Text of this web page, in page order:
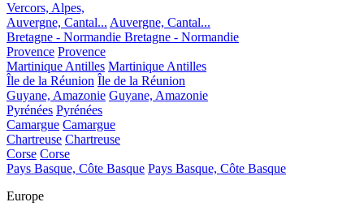
Vercors, Alpes,
Auvergne, Cantal... Auvergne, Cantal...
Bretagne - Normandie Bretagne - Normandie
Provence Provence
Martinique Antilles Martinique Antilles
Île de la Réunion Île de la Réunion
Guyane, Amazonie Guyane, Amazonie
Pyrénées Pyrénées
Camargue Camargue
Chartreuse Chartreuse
Corse Corse
Pays Basque, Côte Basque Pays Basque, Côte Basque
Europe